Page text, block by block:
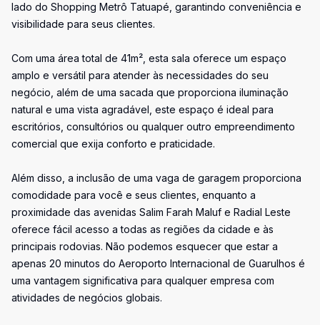
lado do Shopping Metrô Tatuapé, garantindo conveniência e
visibilidade para seus clientes.
Com uma área total de 41m², esta sala oferece um espaço
amplo e versátil para atender às necessidades do seu
negócio, além de uma sacada que proporciona iluminação
natural e uma vista agradável, este espaço é ideal para
escritórios, consultórios ou qualquer outro empreendimento
comercial que exija conforto e praticidade.
Além disso, a inclusão de uma vaga de garagem proporciona
comodidade para você e seus clientes, enquanto a
proximidade das avenidas Salim Farah Maluf e Radial Leste
oferece fácil acesso a todas as regiões da cidade e às
principais rodovias. Não podemos esquecer que estar a
apenas 20 minutos do Aeroporto Internacional de Guarulhos é
uma vantagem significativa para qualquer empresa com
atividades de negócios globais.